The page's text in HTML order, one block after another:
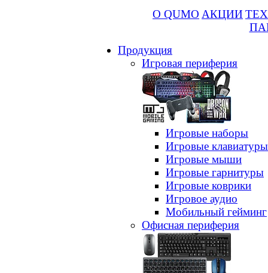
О QUMO АКЦИИ
Продукция
Игровая периферия
Игровые наборы
Игровые клавиатуры
Игровые мыши
Игровые гарнитуры
Игровые коврики
Игровое аудио
Мобильный гейминг
Офисная периферия